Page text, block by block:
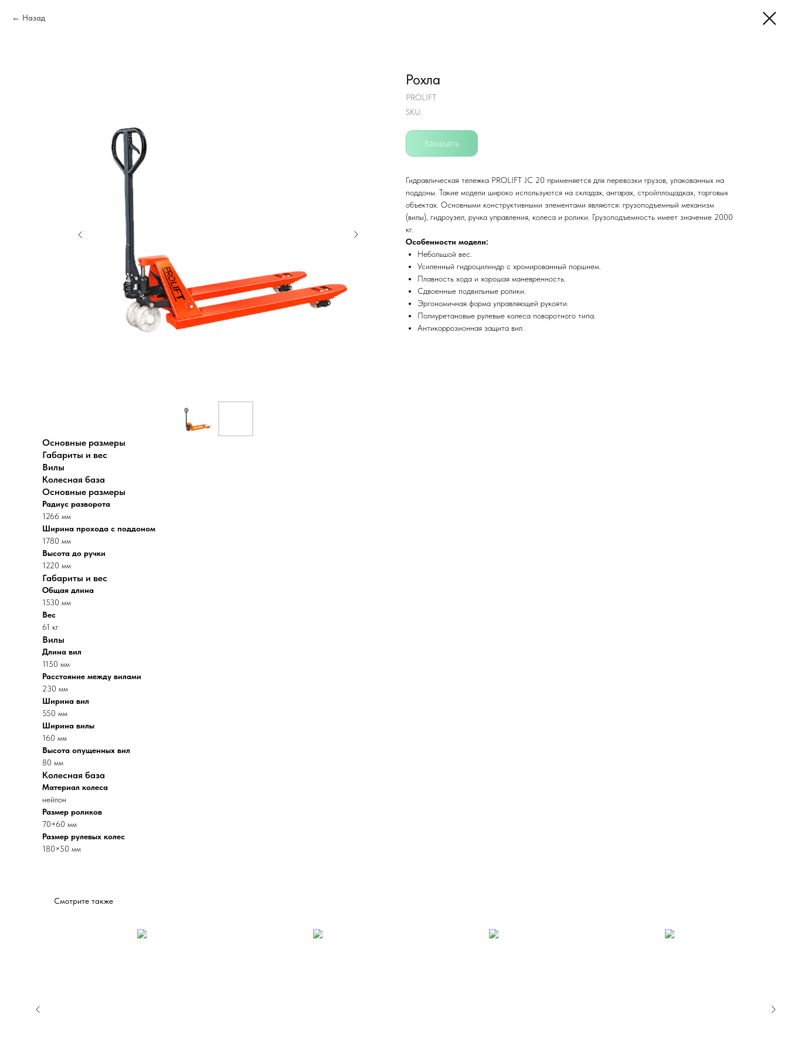
Назад
Рохла
PROLIFT
SKU:
Заказать
Гидравлическая тележка PROLIFT JC 20 применяется для перевозки грузов, упакованных на
поддоны. Такие модели широко используются на складах, ангарах, стройплощадках, торговых
объектах. Основными конструктивными элементами являются: грузоподъемный механизм
(вилы), гидроузел, ручка управления, колеса и ролики. Грузоподъемность имеет значение 2000
кг.
Особенности модели:
Небольшой вес.
Усиленный гидроцилиндр с хромированный поршнем.
Плавность хода и хорошая маневренность.
Сдвоенные подвильные ролики.
Эргономичная форма управляющей рукояти.
Полиуретановые рулевые колеса поворотного типа.
Антикоррозионная защита вил.
Основные размеры
Габариты и вес
Вилы
Колесная база
Основные размеры
Радиус разворота
1266 мм
Ширина прохода с поддоном
1780 мм
Высота до ручки
1220 мм
Габариты и вес
Общая длина
1530 мм
Вес
61 кг
Вилы
Длина вил
1150 мм
Расстояние между вилами
230 мм
Ширина вил
550 мм
Ширина вилы
160 мм
Высота опущенных вил
80 мм
Колесная база
Материал колеса
нейлон
Размер роликов
70×60 мм
Размер рулевых колес
180×50 мм
Смотрите также